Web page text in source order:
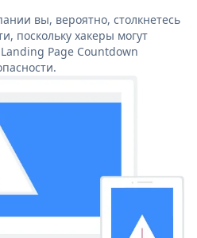
вы, вероятно, столкнетесь
поскольку хакеры могут
Page Countdown